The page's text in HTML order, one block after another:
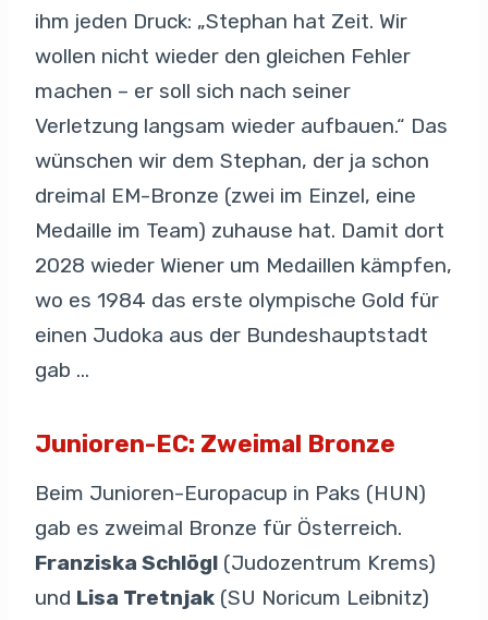
ihm jeden Druck: „Stephan hat Zeit. Wir
wollen nicht wieder den gleichen Fehler
machen – er soll sich nach seiner
Verletzung langsam wieder aufbauen.“ Das
wünschen wir dem Stephan, der ja schon
dreimal EM-Bronze (zwei im Einzel, eine
Medaille im Team) zuhause hat. Damit dort
2028 wieder Wiener um Medaillen kämpfen,
wo es 1984 das erste olympische Gold für
einen Judoka aus der Bundeshauptstadt
gab …
Junioren-EC: Zweimal Bronze
Beim Junioren-Europacup in Paks (HUN)
gab es zweimal Bronze für Österreich.
Franziska Schlögl (Judozentrum Krems)
und Lisa Tretnjak (SU Noricum Leibnitz)